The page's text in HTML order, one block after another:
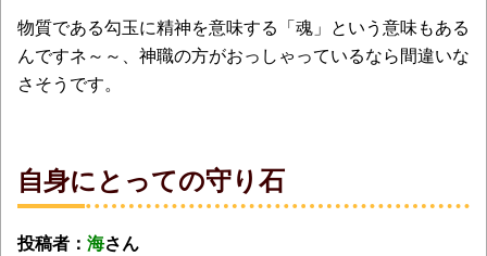
物質である勾玉に精神を意味する「魂」という意味もある
んですネ～～、神職の方がおっしゃっているなら間違いな
さそうです。
自身にとっての守り石
投稿者： 海さん